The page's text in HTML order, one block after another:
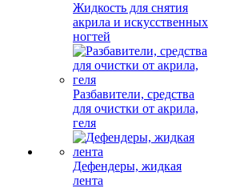
Жидкость для снятия
акрила и искусственных
ногтей
Разбавители, средства
для очистки от акрила,
геля
Дефендеры, жидкая
лента